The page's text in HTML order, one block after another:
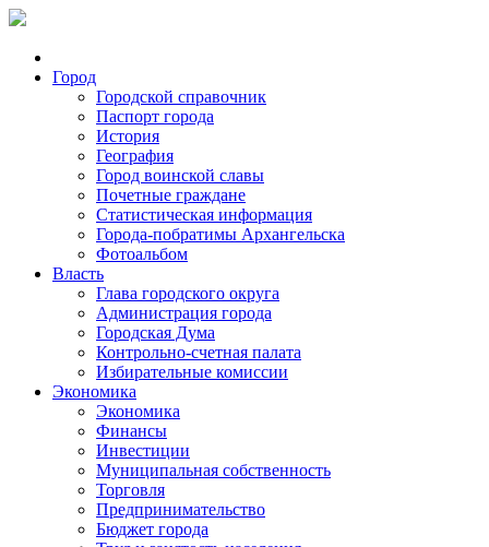
Город
Городской справочник
Паспорт города
История
География
Город воинской славы
Почетные граждане
Статистическая информация
Города-побратимы Архангельска
Фотоальбом
Власть
Глава городского округа
Администрация города
Городская Дума
Контрольно-счетная палата
Избирательные комиссии
Экономика
Экономика
Финансы
Инвестиции
Муниципальная собственность
Торговля
Предпринимательство
Бюджет города